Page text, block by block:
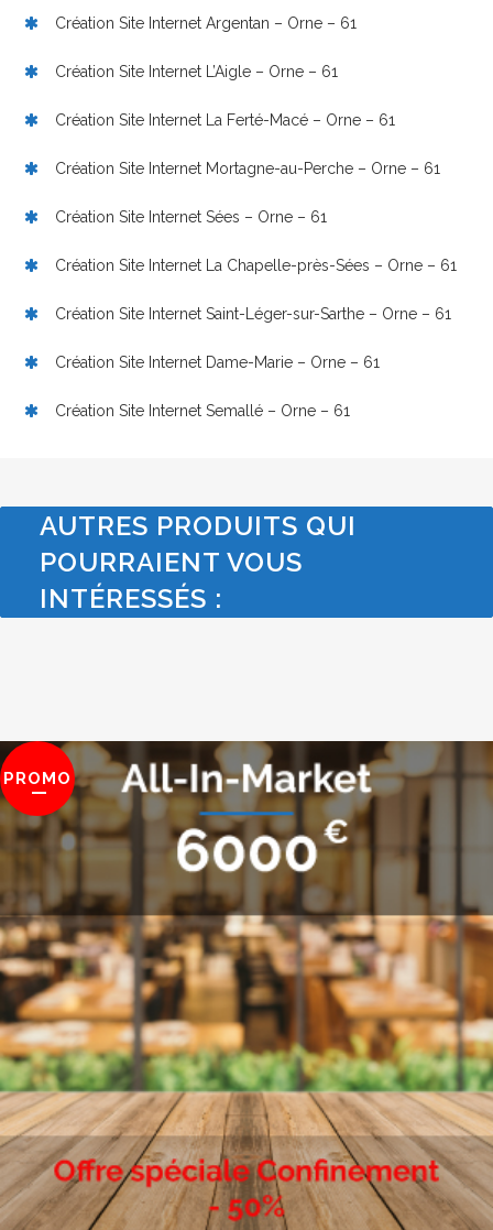
Création Site Internet Argentan – Orne – 61
Création Site Internet L’Aigle – Orne – 61
Création Site Internet La Ferté-Macé – Orne – 61
Création Site Internet Mortagne-au-Perche – Orne – 61
Création Site Internet Sées – Orne – 61
Création Site Internet La Chapelle-près-Sées – Orne – 61
Création Site Internet Saint-Léger-sur-Sarthe – Orne – 61
Création Site Internet Dame-Marie – Orne – 61
Création Site Internet Semallé – Orne – 61
AUTRES PRODUITS QUI
POURRAIENT VOUS
INTÉRESSÉS :
PROMO